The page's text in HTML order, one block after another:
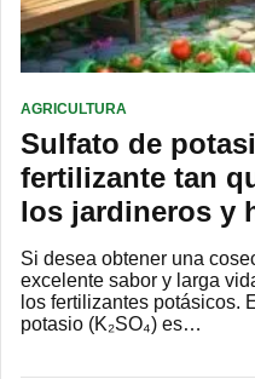
AGRICULTURA
Sulfato de
fertilizante tan
los jardineros y
Si desea obtener una
excelente sabor y larga
los fertilizantes potásicos.
potasio (K₂SO₄) es…